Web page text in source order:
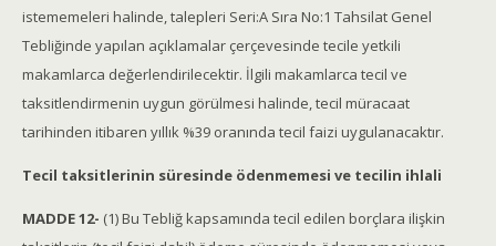
istememeleri halinde, talepleri Seri:A Sıra No:1 Tahsilat Genel
Tebliğinde yapılan açıklamalar çerçevesinde tecile yetkili
makamlarca değerlendirilecektir. İlgili makamlarca tecil ve
taksitlendirmenin uygun görülmesi halinde, tecil müracaat
tarihinden itibaren yıllık %39 oranında tecil faizi uygulanacaktır.
Tecil taksitlerinin süresinde ödenmemesi ve tecilin ihlali
MADDE 12- (1) Bu Tebliğ kapsamında tecil edilen borçlara ilişkin